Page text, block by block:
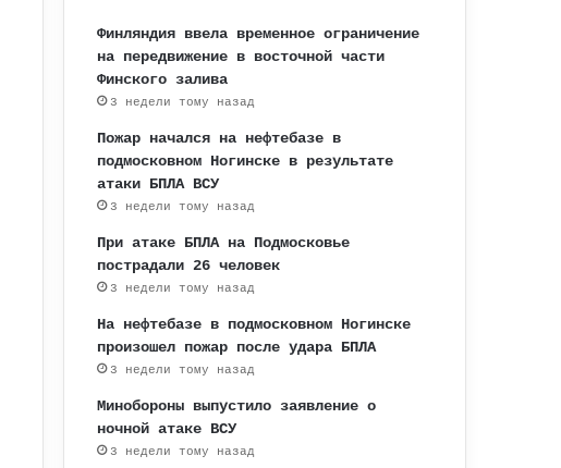
Финляндия ввела временное ограничение
на передвижение в восточной части
Финского залива
3 недели тому назад
Пожар начался на нефтебазе в
подмосковном Ногинске в результате
атаки БПЛА ВСУ
3 недели тому назад
При атаке БПЛА на Подмосковье
пострадали 26 человек
3 недели тому назад
На нефтебазе в подмосковном Ногинске
произошел пожар после удара БПЛА
3 недели тому назад
Минобороны выпустило заявление о
ночной атаке ВСУ
3 недели тому назад